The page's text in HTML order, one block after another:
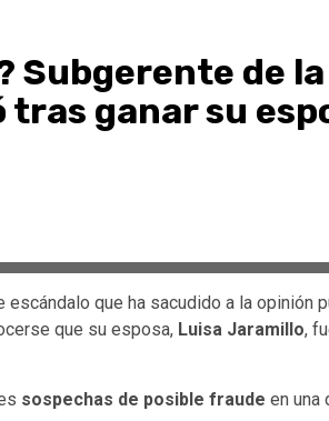
Subgerente de
ganar su
que ha sacudido a la opinión
que su esposa, Luisa Jaramillo,
sospechas de posible fraude en una